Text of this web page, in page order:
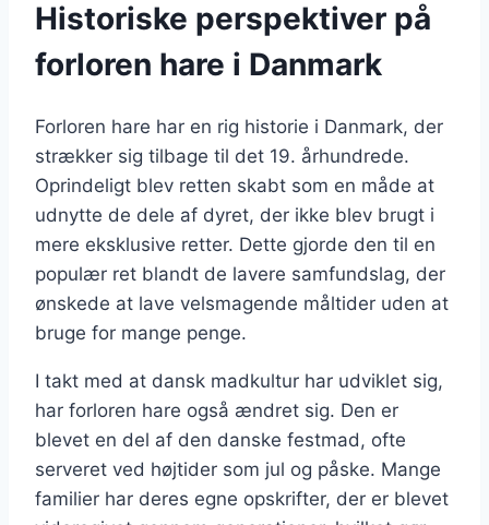
Historiske perspektiver på
forloren hare i Danmark
Forloren hare har en rig historie i Danmark, der
strækker sig tilbage til det 19. århundrede.
Oprindeligt blev retten skabt som en måde at
udnytte de dele af dyret, der ikke blev brugt i
mere eksklusive retter. Dette gjorde den til en
populær ret blandt de lavere samfundslag, der
ønskede at lave velsmagende måltider uden at
bruge for mange penge.
I takt med at dansk madkultur har udviklet sig,
har forloren hare også ændret sig. Den er
blevet en del af den danske festmad, ofte
serveret ved højtider som jul og påske. Mange
familier har deres egne opskrifter, der er blevet